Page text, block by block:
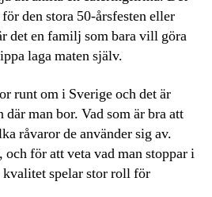
den stora 50-årsfesten eller
det en familj som bara vill göra
laga maten själv.
runt om i Sverige och det är
man bor. Vad som är bra att
råvaror de använder sig av.
för att veta vad man stoppar i
kvalitet spelar stor roll för